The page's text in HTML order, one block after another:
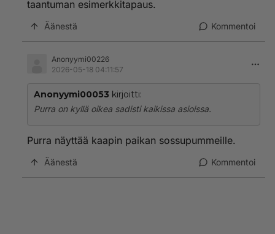
taantuman esimerkkitapaus.
Äänestä Kommentoi
Anonyymi00226
2026-05-18 04:11:57
Anonyymi00053 kirjoitti:
Purra on kyllä oikea sadisti kaikissa asioissa.
Purra näyttää kaapin paikan sossupummeille.
Äänestä Kommentoi